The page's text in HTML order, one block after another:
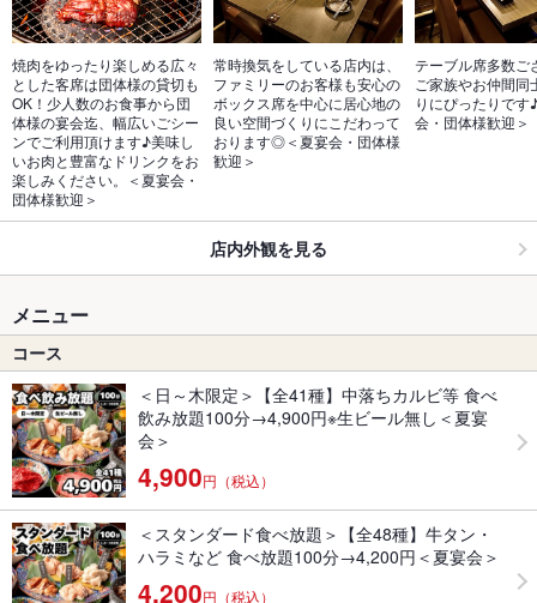
焼肉をゆったり楽しめる広々
とした客席は団体様の貸切も
OK！少人数のお食事から団
体様の宴会迄、幅広いごシー
ンでご利用頂けます♪美味し
いお肉と豊富なドリンクをお
楽しみください。＜夏宴会・
団体様歓迎＞
常時換気をしている店内は、
ファミリーのお客様も安心の
ボックス席を中心に居心地の
良い空間づくりにこだわって
おります◎＜夏宴会・団体様
歓迎＞
テーブル席多数ご
ご家族やお仲間同
りにぴったりです
会・団体様歓迎＞
店内外観を見る
メニュー
コース
＜日～木限定＞【全41種】中落ちカルビ等 食べ
飲み放題100分→4,900円※生ビール無し＜夏宴
会＞
4,900円（税込）
＜スタンダード食べ放題＞【全48種】牛タン・
ハラミなど 食べ放題100分→4,200円＜夏宴会＞
4,200円（税込）